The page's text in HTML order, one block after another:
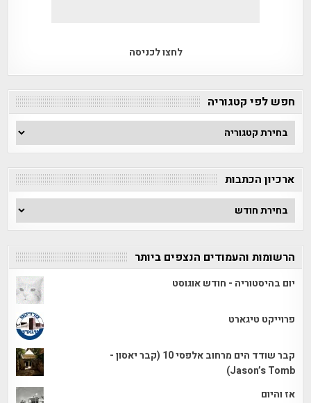
לחצו לכניסה
חפש לפי קטגוריה
חפש
לפי
ארכיון הכתבות
ארכיון
הכתבות
הרשומות והעמודים הנצפים ביותר
יום בהיסטוריה - חודש אוגוסט
פרוייקט טיגארט
קבר שודד הים מרחוב אלפסי 10 (קבר יאסון -
Jason’s Tomb)
אז והיום